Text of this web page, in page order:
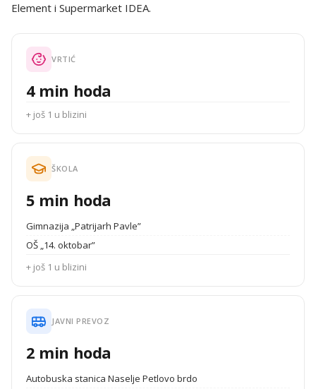
Element i Supermarket IDEA.
VRTIĆ
4 min hoda
+ još 1 u blizini
ŠKOLA
5 min hoda
Gimnazija „Patrijarh Pavle”
OŠ „14. oktobar”
+ još 1 u blizini
JAVNI PREVOZ
2 min hoda
Autobuska stanica Naselje Petlovo brdo